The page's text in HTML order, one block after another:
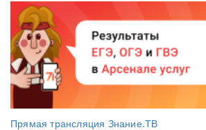
Прямая трансляция Знание.ТВ